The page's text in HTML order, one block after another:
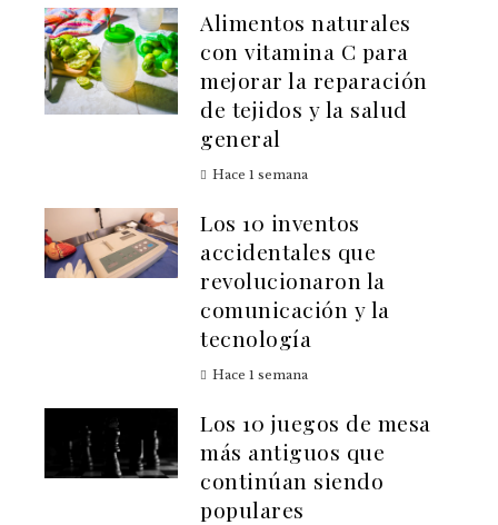
Alimentos naturales
con vitamina C para
mejorar la reparación
de tejidos y la salud
general
Hace 1 semana
Los 10 inventos
accidentales que
revolucionaron la
comunicación y la
tecnología
Hace 1 semana
Los 10 juegos de mesa
más antiguos que
continúan siendo
populares